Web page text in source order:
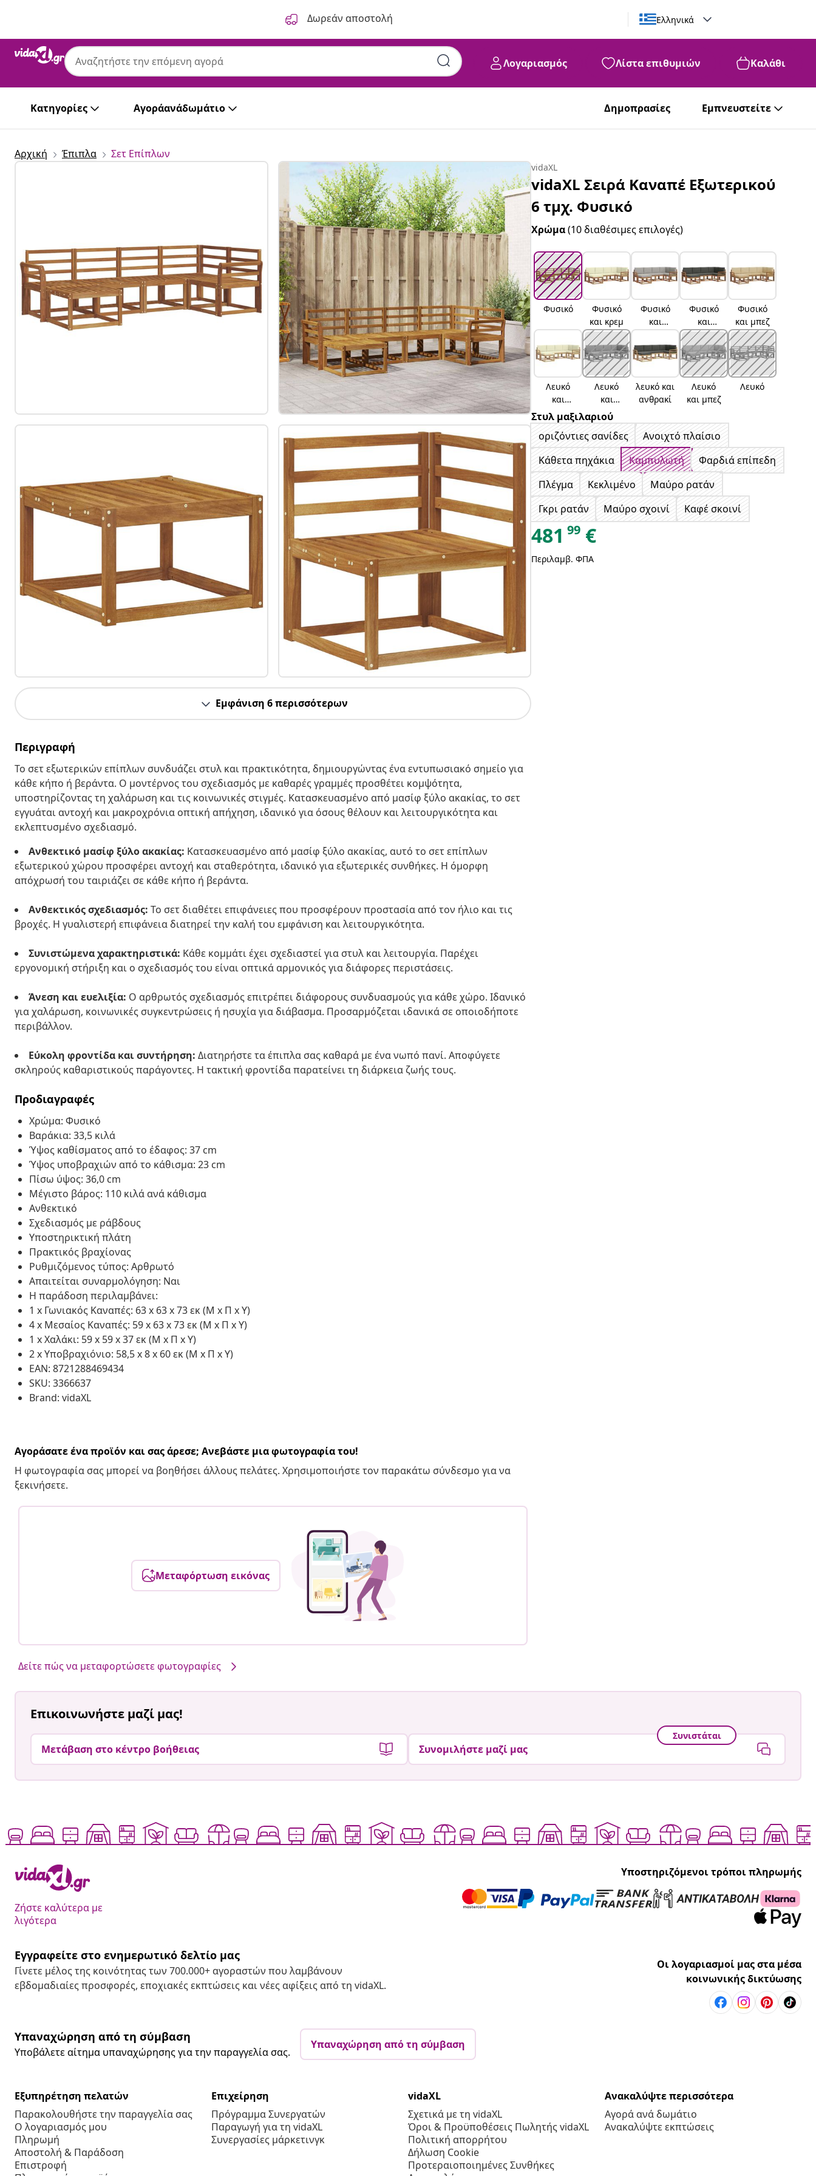
Δωρεάν αποστολή Ελληνικά
Λογαριασμός Λίστα επιθυμιών Καλάθι
Κατηγορίες Αγοράανάδωμάτιο Δημοπρασίες Εμπνευστείτε
vidaXL
vidaXL Σειρά Καναπέ Εξωτερικού 6 τμχ. Φυσικό
99
Αρχική Έπιπλα Σετ Επίπλων
Εμφάνιση 6 περισσότερων
Περιγραφή
Το σετ εξωτερικών επίπλων συνδυάζει στυλ και πρακτικότητα, δημιουργώντας ένα εντυπωσιακό σημείο για
κάθε κήπο ή βεράντα. Ο μοντέρνος του σχεδιασμός με καθαρές γραμμές προσθέτει κομψότητα,
υποστηρίζοντας τη χαλάρωση και τις κοινωνικές στιγμές. Κατασκευασμένο από μασίφ ξύλο ακακίας, το σετ
εγγυάται αντοχή και μακροχρόνια οπτική απήχηση, ιδανικό για όσους θέλουν και λειτουργικότητα και
εκλεπτυσμένο σχεδιασμό.
Ανθεκτικό μασίφ ξύλο ακακίας: Κατασκευασμένο από μασίφ ξύλο ακακίας, αυτό το σετ επίπλων
εξωτερικού χώρου προσφέρει αντοχή και σταθερότητα, ιδανικό για εξωτερικές συνθήκες. Η όμορφη
απόχρωσή του ταιριάζει σε κάθε κήπο ή βεράντα.
Ανθεκτικός σχεδιασμός: Το σετ διαθέτει επιφάνειες που προσφέρουν προστασία από τον ήλιο και τις
βροχές. Η γυαλιστερή επιφάνεια διατηρεί την καλή του εμφάνιση και λειτουργικότητα.
Συνιστώμενα χαρακτηριστικά: Κάθε κομμάτι έχει σχεδιαστεί για στυλ και λειτουργία. Παρέχει
εργονομική στήριξη και ο σχεδιασμός του είναι οπτικά αρμονικός για διάφορες περιστάσεις.
Άνεση και ευελιξία: Ο αρθρωτός σχεδιασμός επιτρέπει διάφορους συνδυασμούς για κάθε χώρο. Ιδανικό
για χαλάρωση, κοινωνικές συγκεντρώσεις ή ησυχία για διάβασμα. Προσαρμόζεται ιδανικά σε οποιοδήποτε
περιβάλλον.
Εύκολη φροντίδα και συντήρηση: Διατηρήστε τα έπιπλα σας καθαρά με ένα νωπό πανί. Αποφύγετε
σκληρούς καθαριστικούς παράγοντες. Η τακτική φροντίδα παρατείνει τη διάρκεια ζωής τους.
Προδιαγραφές
Χρώμα: Φυσικό
Βαράκια: 33,5 κιλά
Ύψος καθίσματος από το έδαφος: 37 cm
Ύψος υποβραχιών από το κάθισμα: 23 cm
Πίσω ύψος: 36,0 cm
Μέγιστο βάρος: 110 κιλά ανά κάθισμα
Ανθεκτικό
Σχεδιασμός με ράβδους
Υποστηρικτική πλάτη
Πρακτικός βραχίονας
Ρυθμιζόμενος τύπος: Αρθρωτό
Απαιτείται συναρμολόγηση: Ναι
Η παράδοση περιλαμβάνει:
1 x Γωνιακός Καναπές: 63 x 63 x 73 εκ (Μ x Π x Υ)
4 x Μεσαίος Καναπές: 59 x 63 x 73 εκ (Μ x Π x Υ)
1 x Χαλάκι: 59 x 59 x 37 εκ (Μ x Π x Υ)
2 x Υποβραχιόνιο: 58,5 x 8 x 60 εκ (Μ x Π x Υ)
EAN: 8721288469434
SKU: 3366637
Brand: vidaXL
Αγοράσατε ένα προϊόν και σας άρεσε; Ανεβάστε μια φωτογραφία του!
Η φωτογραφία σας μπορεί να βοηθήσει άλλους πελάτες. Χρησιμοποιήστε τον παρακάτω σύνδεσμο για να
ξεκινήσετε.
Μεταφόρτωση εικόνας
Δείτε πώς να μεταφορτώσετε φωτογραφίες
vidaXL
vidaXL Σειρά Καναπέ Εξωτερικού
6 τμχ. Φυσικό
Χρώμα(10 διαθέσιμες επιλογές)
Φυσικό
Φυσικό
και κρεμ
Φυσικό
και
ανοιχτό
γκρι
Φυσικό
και
ανθρακί
Φυσικό
και μπεζ
Λευκό
και
κρέμα
Λευκό
και
ανοιχτό
γκρι
λευκό και
ανθρακί
Λευκό
και μπεζ
Λευκό
Στυλ μαξιλαριού
οριζόντιες σανίδες
Ανοιχτό πλαίσιο
Κάθετα πηχάκια
Καμπυλωτή
Φαρδιά επίπεδη
Πλέγμα
Κεκλιμένο
Μαύρο ρατάν
Γκρι ρατάν
Μαύρο σχοινί Καφέ σκοινί
481 99 €
Περιλαμβ. ΦΠΑ
Επικοινωνήστε μαζί μας!
Μετάβαση στο κέντρο βοήθειας
Συνιστάται
Συνομιλήστε μαζί μας
Ζήστε καλύτερα με
λιγότερα
Υποστηριζόμενοι τρόποι πληρωμής
Εγγραφείτε στο ενημερωτικό δελτίο μας
Γίνετε μέλος της κοινότητας των 700.000+ αγοραστών που λαμβάνουν
εβδομαδιαίες προσφορές, εποχιακές εκπτώσεις και νέες αφίξεις από τη vidaXL.
Οι λογαριασμοί μας στα μέσα
κοινωνικής δικτύωσης
Υπαναχώρηση από τη σύμβαση
Υποβάλετε αίτημα υπαναχώρησης για την παραγγελία σας.
Υπαναχώρηση από τη σύμβαση
Εξυπηρέτηση πελατών
Παρακολουθήστε την παραγγελία σας
Ο λογαριασμός μου
Πληρωμή
Αποστολή & Παράδοση
Επιστροφή
Επιχείρηση
Πρόγραμμα Συνεργατών
Παραγωγή για τη vidaXL
Συνεργασίες μάρκετινγκ
vidaXL
Σχετικά με τη vidaXL
Όροι & Προϋποθέσεις Πωλητής vidaXL
Πολιτική απορρήτου
Δήλωση Cookie
Προτεραιοποιημένες Συνθήκες
Ανακαλύψτε περισσότερα
Αγορά ανά δωμάτιο
Ανακαλύψτε εκπτώσεις